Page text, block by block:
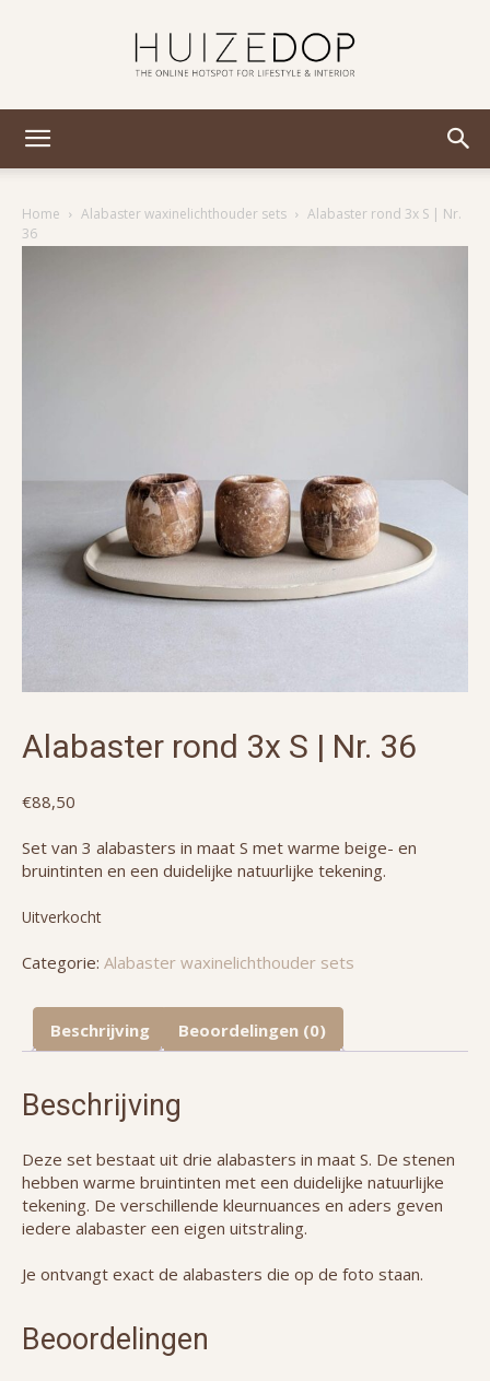
Home Alabaster waxinelichthouder sets
Alabaster rond 3x S | Nr.
36
Alabaster rond 3x S | Nr. 36
€88,50
Set van 3 alabasters in maat S met warme beige- en
bruintinten en een duidelijke natuurlijke tekening.
Uitverkocht
Categorie: Alabaster waxinelichthouder sets
Beschrijving Beoordelingen (0)
Beschrijving
Deze set bestaat uit drie alabasters in maat S. De stenen
hebben warme bruintinten met een duidelijke natuurlijke
tekening. De verschillende kleurnuances en aders geven
iedere alabaster een eigen uitstraling.
Je ontvangt exact de alabasters die op de foto staan.
Beoordelingen